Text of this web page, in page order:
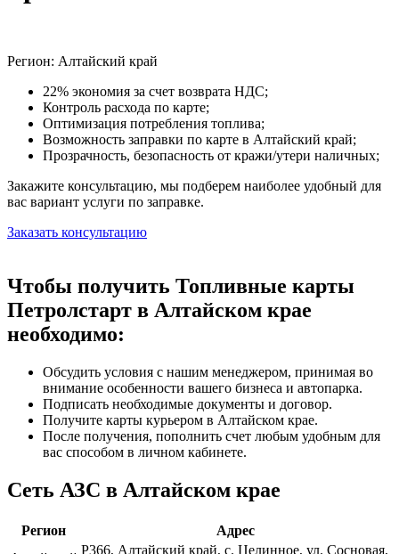
Регион: Алтайский край
22% экономия за счет возврата НДС;
Контроль расхода по карте;
Оптимизация потребления топлива;
Возможность заправки по карте в Алтайский край;
Прозрачность, безопасность от кражи/утери наличных;
Закажите консультацию, мы подберем наиболее удобный для
вас вариант услуги по заправке.
Заказать консультацию
Чтобы получить Топливные карты
Петролстарт в Алтайском крае
необходимо:
Обсудить условия с нашим менеджером, принимая во
внимание особенности вашего бизнеса и автопарка.
Подписать необходимые документы и договор.
Получите карты курьером в Алтайском крае.
После получения, пополнить счет любым удобным для
вас способом в личном кабинете.
Сеть АЗС в Алтайском крае
Регион
Адрес
Р366, Алтайский край, с. Целинное, ул. Сосновая,